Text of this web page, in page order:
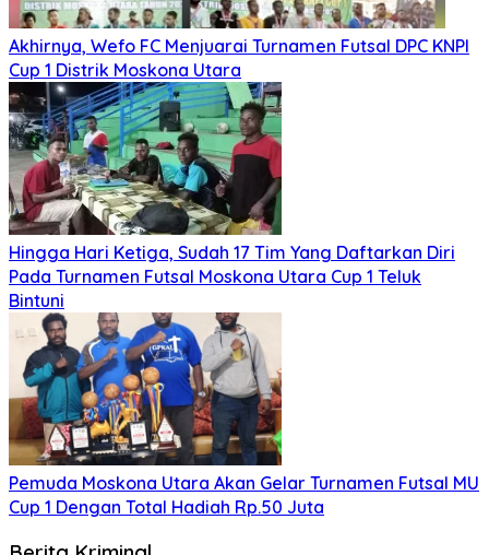
Akhirnya, Wefo FC Menjuarai Turnamen Futsal DPC KNPI
Cup 1 Distrik Moskona Utara
Hingga Hari Ketiga, Sudah 17 Tim Yang Daftarkan Diri
Pada Turnamen Futsal Moskona Utara Cup 1 Teluk
Bintuni
Pemuda Moskona Utara Akan Gelar Turnamen Futsal MU
Cup 1 Dengan Total Hadiah Rp.50 Juta